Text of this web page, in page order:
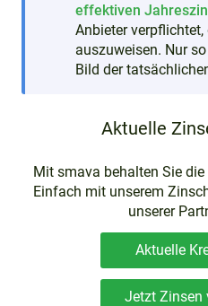
effektiven
Anbieter
auszuweisen. Nur
Bild der
Aktuelle
Mit smava behalten Sie
Einfach mit unserem
unserer
Aktuelle
Jetzt Zinsen